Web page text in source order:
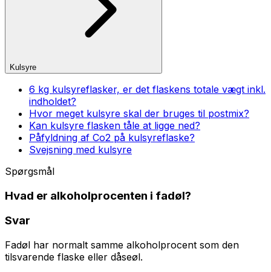
Kulsyre
6 kg kulsyreflasker, er det flaskens totale vægt inkl.
indholdet?
Hvor meget kulsyre skal der bruges til postmix?
Kan kulsyre flasken tåle at ligge ned?
Påfyldning af Co2 på kulsyreflaske?
Svejsning med kulsyre
Spørgsmål
Hvad er alkoholprocenten i fadøl?
Svar
Fadøl har normalt samme alkoholprocent som den
tilsvarende flaske eller dåseøl.